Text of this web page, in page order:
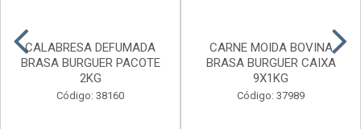
CALABRESA DEFUMADA
BRASA BURGUER PACOTE
2KG
Código: 38160
CARNE MOIDA BOVINA
BRASA BURGUER CAIXA
9X1KG
Código: 37989